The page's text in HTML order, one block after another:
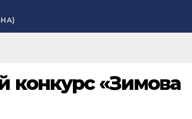
конкурс «Зимова